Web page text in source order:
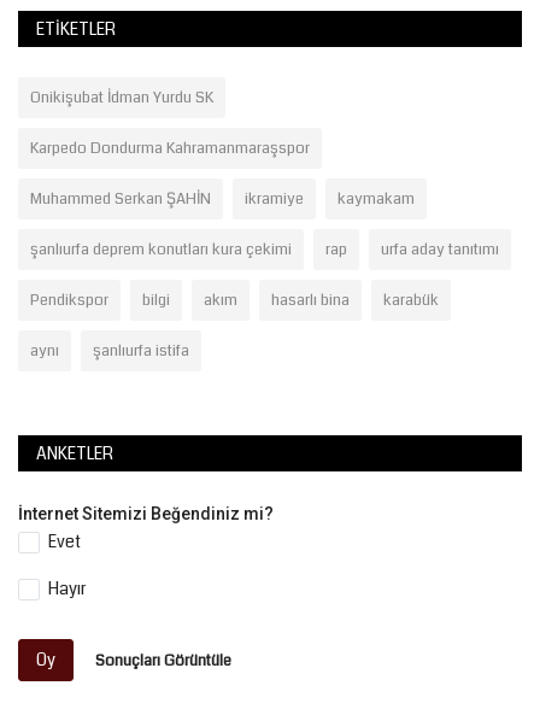
ETIKETLER
Onikişubat İdman Yurdu SK
Karpedo Dondurma Kahramanmaraşspor
Muhammed Serkan ŞAHİN ikramiye kaymakam
şanlıurfa deprem konutları kura çekimi rap urfa aday tanıtımı
Pendikspor bilgi akım hasarlı bina karabük
aynı şanlıurfa istifa
ANKETLER
İnternet Sitemizi Beğendiniz mi?
Evet
Hayır
Oy Sonuçları Görüntüle